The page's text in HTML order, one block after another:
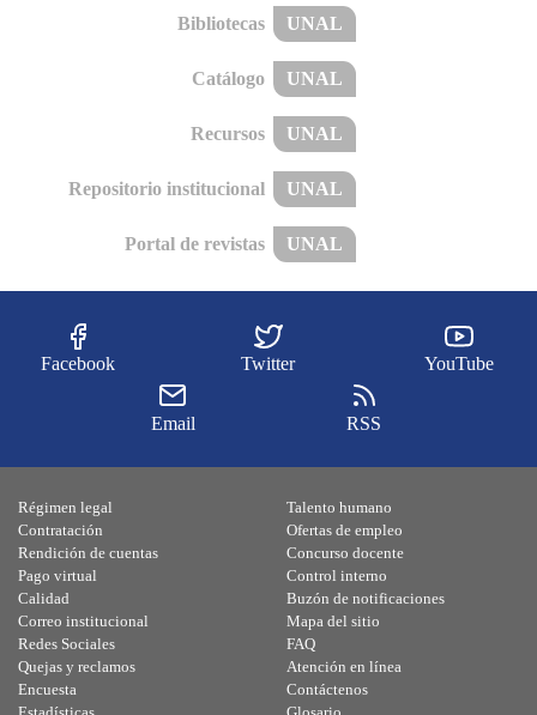
Bibliotecas UNAL
Catálogo UNAL
Recursos UNAL
Repositorio institucional UNAL
Portal de revistas UNAL
Facebook Twitter YouTube
Email RSS
Régimen legal
Contratación
Rendición de cuentas
Pago virtual
Calidad
Talento humano
Ofertas de empleo
Concurso docente
Control interno
Buzón de notificaciones
Correo institucional
Redes Sociales
Quejas y reclamos
Encuesta
Mapa del sitio
FAQ
Atención en línea
Contáctenos